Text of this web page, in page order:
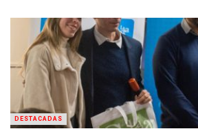
DESTACADAS